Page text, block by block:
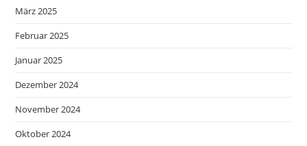
März 2025
Februar 2025
Januar 2025
Dezember 2024
November 2024
Oktober 2024